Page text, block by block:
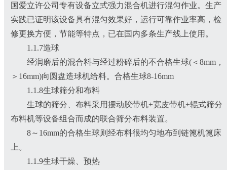
国爱立许公司专有设备立式强力混合机进行混匀作业。生产
实践已证明该设备具有混匀效果好，运行可靠作业率高，检
修更换方便，节能等特点，已在国内多条生产线上使用。
1.1.7造球
经润磨后的混合料与经过粉碎后的不合格生球(＜8mm，
＞16mm)向圆盘造球机给料。合格生球8-16mm
1.1.8生球筛分和布料
生球的筛分、布料采用摆动胶带机+宽皮带机+辊式筛分
布料机等设备组合而成的联合筛分布料装置。
8～16mm的合格生球则经布料很均匀地布到链篦机篦床
上。
1.1.9生球干燥、预热